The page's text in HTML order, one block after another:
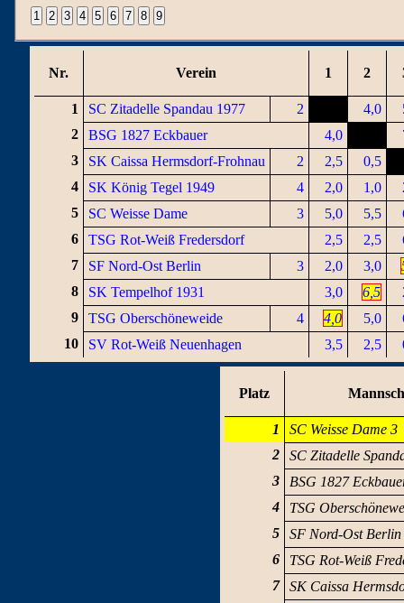
Nr. Verein 1 2
1 SC Zitadelle Spandau 1977 2 4,0
2
BSG 1827 Eckbauer 4,0
3
SK Caissa Hermsdorf-Frohnau 2 2,5
0,5
4
SK König Tegel 1949 4 2,0 1,0
5
SC Weisse Dame 3 5,0 5,5
6
TSG Rot-Weiß Fredersdorf 2,5 2,5
7
SF Nord-Ost Berlin 3 2,0 3,0
8
SK Tempelhof 1931 3,0 6,5
9
TSG Oberschöneweide 4 4,0 5,0
10
SV Rot-Weiß Neuenhagen 3,5 2,5
Platz
1
SC Weisse Dame 3
2
SC Zitadelle
3
BSG 1827
4
TSG
5
SF Nord-Ost Berlin
6
TSG Rot-Weiß
7
SK Caissa